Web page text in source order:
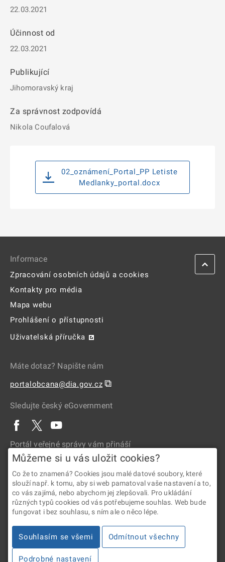
22.03.2021
Účinnost od
22.03.2021
Publikující
Jihomoravský kraj
Za správnost zodpovídá
Nikola Coufalová
02_oznámení_Portal_PP Letiste
Medlanky_portal.docx
Informace
Zpracování osobních údajů a cookies
Kontakty pro média
Mapa webu
Prohlášení o přístupnosti
Uživatelská příručka
Máte dotaz? Napište nám
portalobcana@dia.gov.cz ⧉
Sledujte český eGovernment
Portál veřejné správy vám přináší
2026 © Digitální a informační agentura • Informace jsou poskytovány
v souladu se zákonem č. 106/1999 Sb., o svobodném přístupu
k informacím.
Můžeme si u vás uložit cookies?
Co že to znamená? Cookies jsou malé datové soubory, které
slouží např. k tomu, aby si web pamatoval vaše nastavení a to,
co vás zajímá, nebo abychom jej zlepšovali. Pro ukládání
různých typů cookies od vás potřebujeme souhlas. Web bude
fungovat i bez souhlasu, s ním ale o něco lépe.
Souhlasím se všemi Odmítnout všechny
Podrobné nastavení